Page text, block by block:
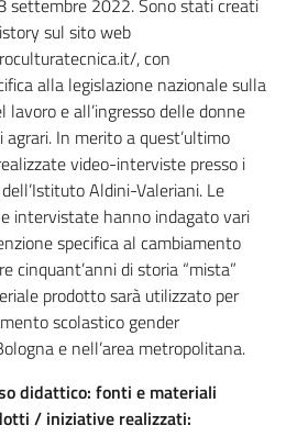
settembre 2022. Sono stati creati
sul sito web
, con
alla legislazione nazionale sulla
lavoro e all’ingresso delle donne
In merito a quest’ultimo
video-interviste presso i
Aldini-Valeriani. Le
intervistate hanno indagato vari
specifica al cambiamento
cinquant’anni di storia “mista”
prodotto sarà utilizzato per
scolastico gender
e nell’area metropolitana.
didattico: fonti e materiali
/ iniziative realizzati: